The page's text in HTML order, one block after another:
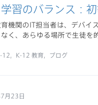
習のバランス：
機関のIT担当者は、デバイ
く、あらゆる場所で生徒を
12 K-12 教育 ブログ
月23日